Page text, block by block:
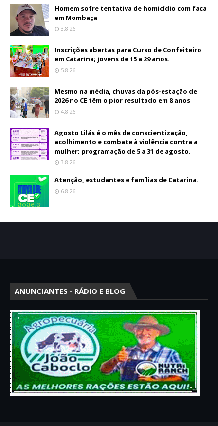
Homem sofre tentativa de homicídio com faca
em Mombaça
3.8.26
Inscrições abertas para Curso de Confeiteiro
em Catarina; jovens de 15 a 29 anos.
5.8.26
Mesmo na média, chuvas da pós-estação de
2026 no CE têm o pior resultado em 8 anos
4.8.26
Agosto Lilás é o mês de conscientização,
acolhimento e combate à violência contra a
mulher; programação de 5 a 31 de agosto.
3.8.26
Atenção, estudantes e famílias de Catarina.
6.8.26
ANUNCIANTES - RÁDIO E BLOG